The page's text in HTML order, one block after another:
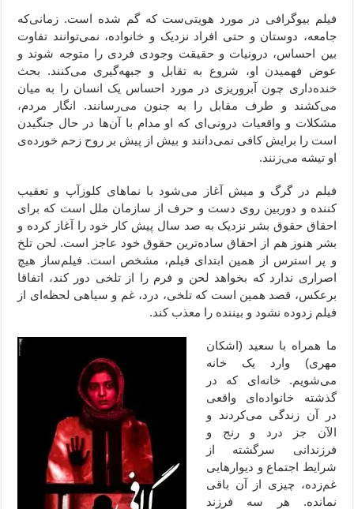
فیلم بیوگرافی در مورد هویتی‌ست که گم شده است. زمانی‌که
جامعه، دوستان و حتی افراد نزدیک و خانواده، نمی‌‌توانند تفاوت
بین احساس، درونیات و حقیقت وجودی فردی را متوجه شوند و
عوض فهمیدن او، شروع به تقابل و جبهه‌گیری می‌کنند. بحث
خنده‌داری چون آبروریزی در مورد احساس یک انسان را به میان
می‌کشند و طرف مقابل را به جنون می‌رسانند. انگار مردم،
مشکلات و واقعیات درونی‌ای که او مدام با آن‌ها در حال جنگیدن
است را برایش کافی نمی‌دانند و بیش از پیش بر روح زحم خورده‌ی
او تیشه می‌زنند.
فیلم در گرگ و میش آغاز می‌شود با نماهای کلوزآپ و تعقیب
کننده و دوربین روی دست و حرف از سازمان ملل است که برای
احقاق حقوق بشر نزدیک به صد سال پیش کار خود را آغاز کرده و
بشر هنوز هم از احقاق ساده‌ترین حقوق خود عاجز است. لحن تلخ
و پر استرس از همین ابتدای فیلم، مشخص است. فیلم‌ساز هیچ
اصراری ندارد که بخواهد لحن و فرم را از تلخی دور کند، اتفاقا
برعکس، قصد همین است که تلخی، درد، غم و سیاهی لحظه‌ای از
فیلم زدوده نشود و بیننده را معذب کند.
ما همراه با سعید (اشکان
مهری) وارد یک خانه
می‌شویم. خانه‌ای که در
گذشته خانواده‌ای واقعی
در آن زندگی می‌کردند و
الآن جز درد و رنج و
فرزندانی سرگشته از
شرایط اجتماع و دیوارهایی
غم‌زده، چیزی از آن باقی
نمانده. هر سه فرزند